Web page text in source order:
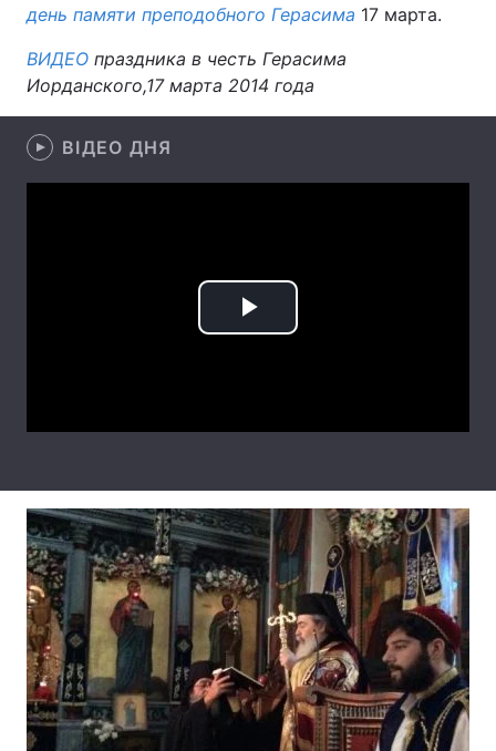
Цікавинки Погода
Екологія
Лонгріди
Тема оформлення
день памяти преподобного Герасима 17 марта.
ВИДЕО праздника в честь Герасима
Иорданского,17 марта 2014 года
ВІДЕО ДНЯ
Play